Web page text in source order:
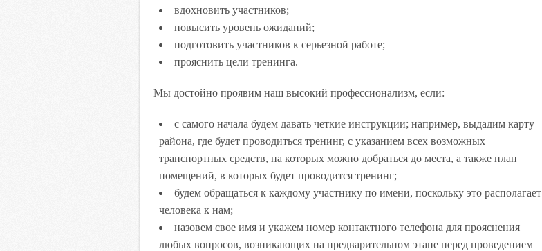
вдохновить участников;
повысить уровень ожиданий;
подготовить участников к серьезной работе;
прояснить цели тренинга.
Мы достойно проявим наш высокий профессионализм, если:
с самого начала будем давать четкие инструкции; например, выдадим карту
района, где будет проводиться тренинг, с указанием всех возможных
транспортных средств, на которых можно добраться до места, а также план
помещений, в которых будет проводится тренинг;
будем обращаться к каждому участнику по имени, поскольку это располагает
человека к нам;
назовем свое имя и укажем номер контактного телефона для прояснения
любых вопросов, возникающих на предварительном этапе перед проведением